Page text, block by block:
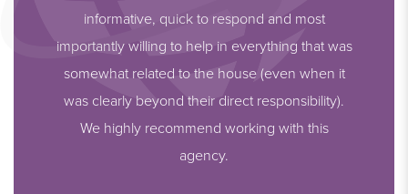
informative, quick to respond and most
importantly willing to help in everything that was
somewhat related to the house (even when it
was clearly beyond their direct responsibility).
We highly recommend working with this
agency.